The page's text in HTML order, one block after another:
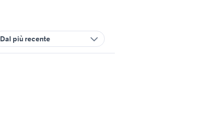
Dal più recente